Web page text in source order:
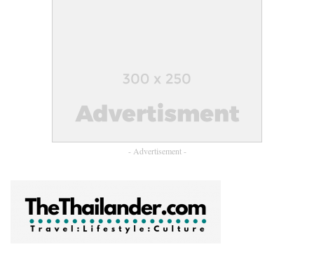
โดย เอ็ม ดิสทริค ตอกย้ำความเป็นที่สุดของจุดหมายปลายทางแห่ง
DISTRICT : THE GRAND CELEBRATION OF
ภาพลักษณ์การเป็น World Class Entertainment Hub ของ
- Advertisement -